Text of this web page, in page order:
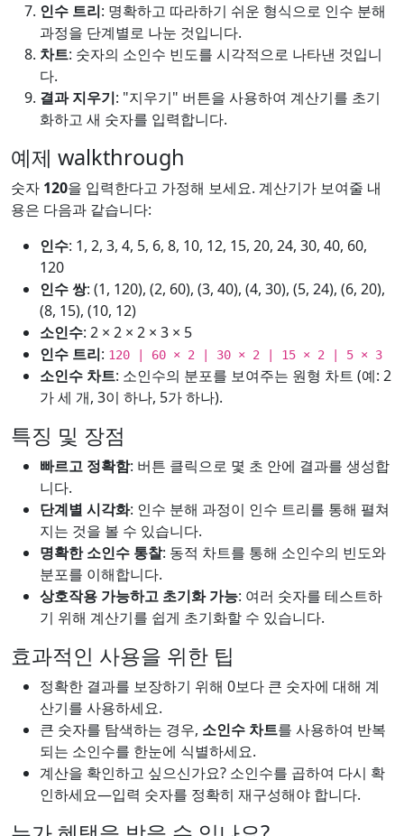
인수 트리: 명확하고 따라하기 쉬운 형식으로 인수 분해
과정을 단계별로 나눈 것입니다.
차트: 숫자의 소인수 빈도를 시각적으로 나타낸 것입니
다.
결과 지우기: "지우기" 버튼을 사용하여 계산기를 초기
화하고 새 숫자를 입력합니다.
예제 walkthrough
숫자 120을 입력한다고 가정해 보세요. 계산기가 보여줄 내
용은 다음과 같습니다:
인수: 1, 2, 3, 4, 5, 6, 8, 10, 12, 15, 20, 24, 30, 40, 60,
120
인수 쌍: (1, 120), (2, 60), (3, 40), (4, 30), (5, 24), (6, 20),
(8, 15), (10, 12)
소인수: 2 × 2 × 2 × 3 × 5
인수 트리: 120 | 60 × 2 | 30 × 2 | 15 × 2 | 5 × 3
소인수 차트: 소인수의 분포를 보여주는 원형 차트 (예: 2
가 세 개, 3이 하나, 5가 하나).
특징 및 장점
빠르고 정확함: 버튼 클릭으로 몇 초 안에 결과를 생성합
니다.
단계별 시각화: 인수 분해 과정이 인수 트리를 통해 펼쳐
지는 것을 볼 수 있습니다.
명확한 소인수 통찰: 동적 차트를 통해 소인수의 빈도와
분포를 이해합니다.
상호작용 가능하고 초기화 가능: 여러 숫자를 테스트하
기 위해 계산기를 쉽게 초기화할 수 있습니다.
효과적인 사용을 위한 팁
정확한 결과를 보장하기 위해 0보다 큰 숫자에 대해 계
산기를 사용하세요.
큰 숫자를 탐색하는 경우, 소인수 차트를 사용하여 반복
되는 소인수를 한눈에 식별하세요.
계산을 확인하고 싶으신가요? 소인수를 곱하여 다시 확
인하세요—입력 숫자를 정확히 재구성해야 합니다.